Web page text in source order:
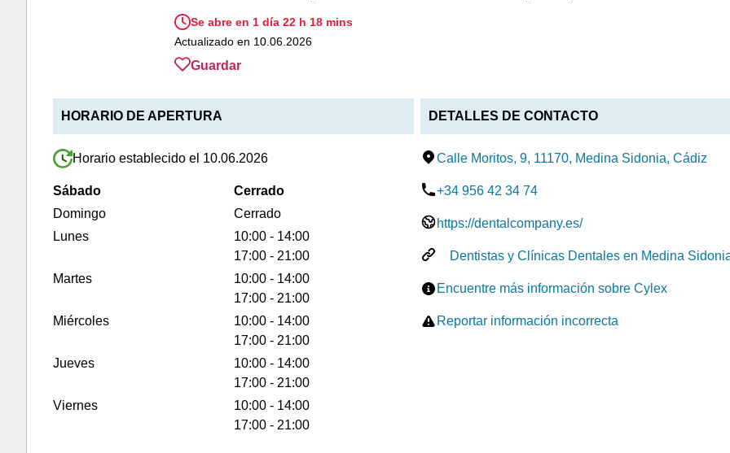
Se abre en 1 día 22 h 18 mins
Actualizado en 10.06.2026
Guardar
HORARIO DE APERTURA
Horario establecido el 10.06.2026
Sábado
Cerrado
Domingo
Cerrado
Lunes
10:00 - 14:00
17:00 - 21:00
Martes
10:00 - 14:00
17:00 - 21:00
Miércoles
10:00 - 14:00
17:00 - 21:00
Jueves
10:00 - 14:00
17:00 - 21:00
Viernes
10:00 - 14:00
17:00 - 21:00
DETALLES DE CONTACTO
Calle Moritos, 9, 11170, Medina Sidonia, Cádiz
+34 956 42 34 74
https://dentalcompany.es/
Dentistas y Clínicas Dentales en Medina
Encuentre más información sobre Cylex
Reportar información incorrecta